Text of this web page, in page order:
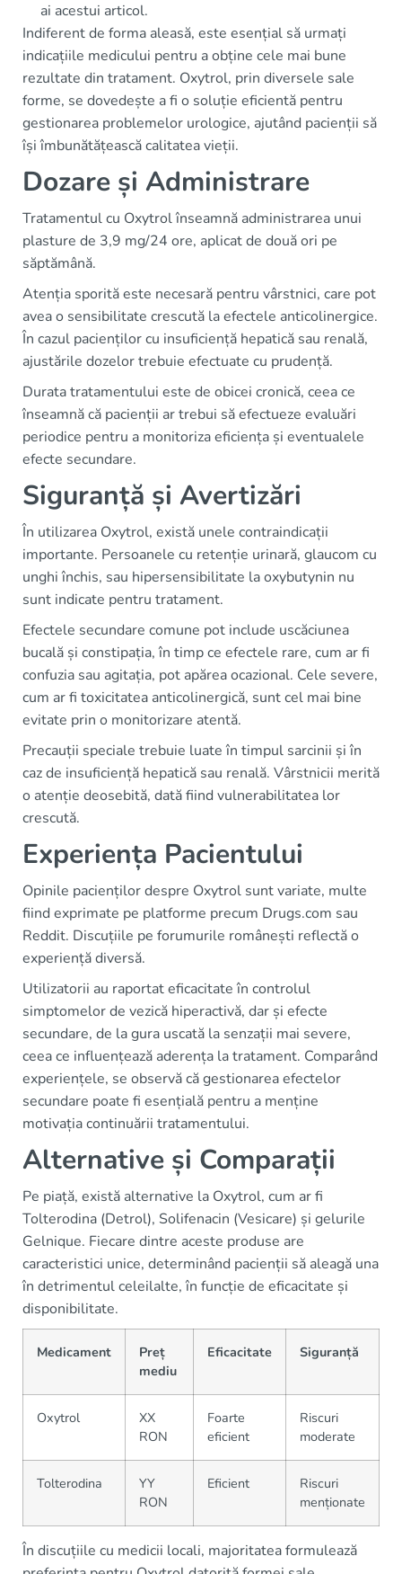
ai acestui articol.
Indiferent de forma aleasă, este esențial să urmați
indicațiile medicului pentru a obține cele mai bune
rezultate din tratament. Oxytrol, prin diversele sale
forme, se dovedește a fi o soluție eficientă pentru
gestionarea problemelor urologice, ajutând pacienții să
își îmbunătățească calitatea vieții.
Dozare și Administrare
Tratamentul cu Oxytrol înseamnă administrarea unui
plasture de 3,9 mg/24 ore, aplicat de două ori pe
săptămână.
Atenția sporită este necesară pentru vârstnici, care pot
avea o sensibilitate crescută la efectele anticolinergice.
În cazul pacienților cu insuficiență hepatică sau renală,
ajustările dozelor trebuie efectuate cu prudență.
Durata tratamentului este de obicei cronică, ceea ce
înseamnă că pacienții ar trebui să efectueze evaluări
periodice pentru a monitoriza eficiența și eventualele
efecte secundare.
Siguranță și Avertizări
În utilizarea Oxytrol, există unele contraindicații
importante. Persoanele cu retenție urinară, glaucom cu
unghi închis, sau hipersensibilitate la oxybutynin nu
sunt indicate pentru tratament.
Efectele secundare comune pot include uscăciunea
bucală și constipația, în timp ce efectele rare, cum ar fi
confuzia sau agitația, pot apărea ocazional. Cele severe,
cum ar fi toxicitatea anticolinergică, sunt cel mai bine
evitate prin o monitorizare atentă.
Precauții speciale trebuie luate în timpul sarcinii și în
caz de insuficiență hepatică sau renală. Vârstnicii merită
o atenție deosebită, dată fiind vulnerabilitatea lor
crescută.
Experiența Pacientului
Opinile pacienților despre Oxytrol sunt variate, multe
fiind exprimate pe platforme precum Drugs.com sau
Reddit. Discuțiile pe forumurile românești reflectă o
experiență diversă.
Utilizatorii au raportat eficacitate în controlul
simptomelor de vezică hiperactivă, dar și efecte
secundare, de la gura uscată la senzații mai severe,
ceea ce influențează aderența la tratament. Comparând
experiențele, se observă că gestionarea efectelor
secundare poate fi esențială pentru a menține
motivația continuării tratamentului.
Alternative și Comparații
Pe piață, există alternative la Oxytrol, cum ar fi
Tolterodina (Detrol), Solifenacin (Vesicare) și gelurile
Gelnique. Fiecare dintre aceste produse are
caracteristici unice, determinând pacienții să aleagă una
în detrimentul celeilalte, în funcție de eficacitate și
disponibilitate.
Medicament
Preț
mediu
Eficacitate Siguranță
Oxytrol
XX
RON
Foarte
eficient
Riscuri
moderate
Tolterodina
YY
RON
Eficient
Riscuri
menționate
În discuțiile cu medicii locali, majoritatea formulează